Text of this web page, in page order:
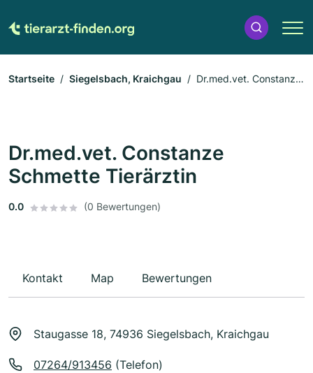
Startseite Siegelsbach, Kraichgau
Dr.med.vet. Constanze
Dr.med.vet. Constanze
Schmette Tierärztin
0.0 (0 Bewertungen)
Kontakt Map Bewertungen
Staugasse 18, 74936 Siegelsbach, Kraichgau
07264/913456 (Telefon)